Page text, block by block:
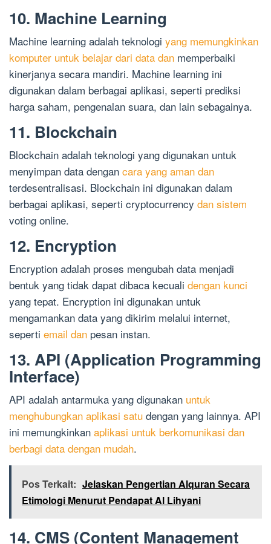
10. Machine Learning
Machine learning adalah teknologi yang memungkinkan
komputer untuk belajar dari data dan memperbaiki
kinerjanya secara mandiri. Machine learning ini
digunakan dalam berbagai aplikasi, seperti prediksi
harga saham, pengenalan suara, dan lain sebagainya.
11. Blockchain
Blockchain adalah teknologi yang digunakan untuk
menyimpan data dengan cara yang aman dan
terdesentralisasi. Blockchain ini digunakan dalam
berbagai aplikasi, seperti cryptocurrency dan sistem
voting online.
12. Encryption
Encryption adalah proses mengubah data menjadi
bentuk yang tidak dapat dibaca kecuali dengan kunci
yang tepat. Encryption ini digunakan untuk
mengamankan data yang dikirim melalui internet,
seperti email dan pesan instan.
13. API (Application Programming
Interface)
API adalah antarmuka yang digunakan untuk
menghubungkan aplikasi satu dengan yang lainnya. API
ini memungkinkan aplikasi untuk berkomunikasi dan
berbagi data dengan mudah.
Pos Terkait: Jelaskan Pengertian Alquran Secara
Etimologi Menurut Pendapat Al Lihyani
14. CMS (Content Management